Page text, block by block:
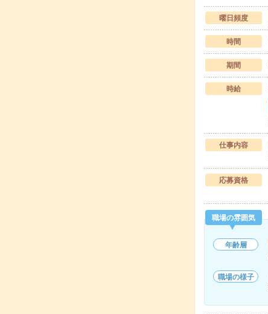
曜日頻度
時間
期間
時給
仕事内容
応募資格
職場の雰囲気
年齢層
職場の様子